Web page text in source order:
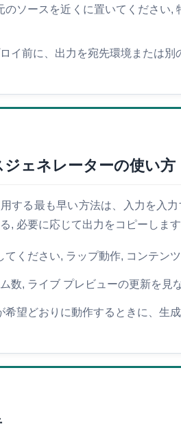
のソースを近くに置いてください
イ前に、出力を宛先環境または
ェネレーターの使い方
する最も早い方法は、入力を入
, 必要に応じて出力をコピーしま
てください, ラップ動作, コンテン
数, ライブ プレビューの更新を見
希望どおりに動作するときに、生